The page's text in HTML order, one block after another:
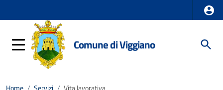
Comune di Viggiano